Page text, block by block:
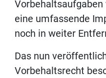
eine umfassende
noch in weiter
Das nun
Vorbehaltsrecht